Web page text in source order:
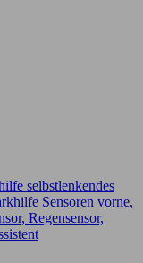
selbstlenkendes
Sensoren vorne,
Regensensor,